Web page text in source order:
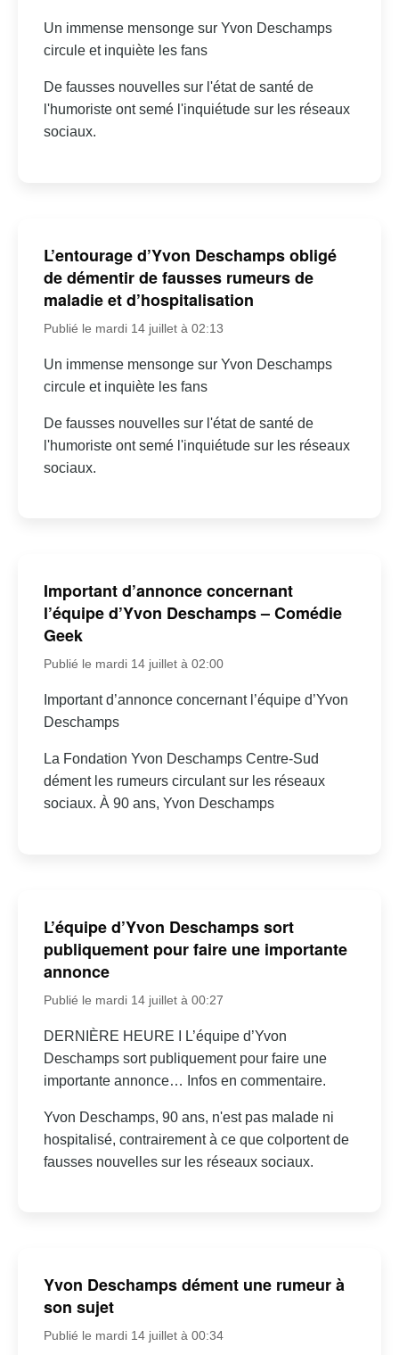
Un immense mensonge sur Yvon Deschamps
circule et inquiète les fans
De fausses nouvelles sur l'état de santé de
l'humoriste ont semé l'inquiétude sur les réseaux
sociaux.
L’entourage d’Yvon Deschamps obligé
de démentir de fausses rumeurs de
maladie et d’hospitalisation
Publié le mardi 14 juillet à 02:13
Un immense mensonge sur Yvon Deschamps
circule et inquiète les fans
De fausses nouvelles sur l'état de santé de
l'humoriste ont semé l'inquiétude sur les réseaux
sociaux.
Important d’annonce concernant
l’équipe d’Yvon Deschamps – Comédie
Geek
Publié le mardi 14 juillet à 02:00
Important d’annonce concernant l’équipe d’Yvon
Deschamps
La Fondation Yvon Deschamps Centre-Sud
dément les rumeurs circulant sur les réseaux
sociaux. À 90 ans, Yvon Deschamps
L’équipe d’Yvon Deschamps sort
publiquement pour faire une importante
annonce
Publié le mardi 14 juillet à 00:27
DERNIÈRE HEURE I L’équipe d’Yvon
Deschamps sort publiquement pour faire une
importante annonce… Infos en commentaire.
Yvon Deschamps, 90 ans, n'est pas malade ni
hospitalisé, contrairement à ce que colportent de
fausses nouvelles sur les réseaux sociaux.
Yvon Deschamps dément une rumeur à
son sujet
Publié le mardi 14 juillet à 00:34